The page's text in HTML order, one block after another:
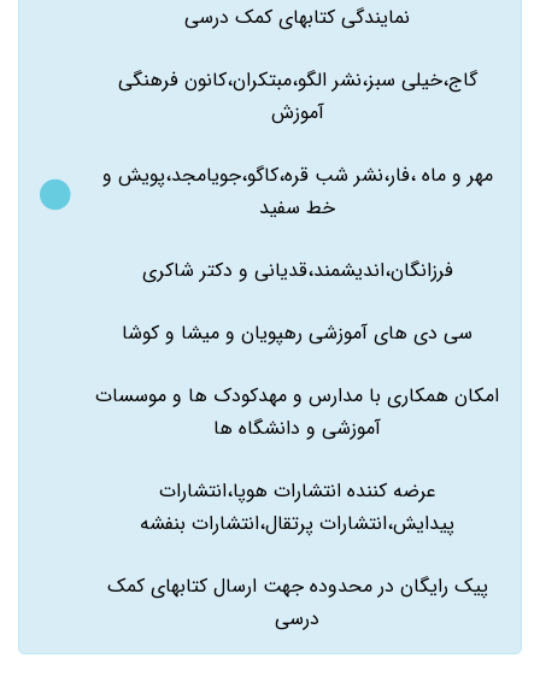
نمایندگی کتابهای کمک درسی
گاج،خیلی سبز،نشر الگو،مبتکران،کانون فرهنگی
آموزش
مهر و ماه ،فار،نشر شب قره،کاگو،جویامجد،پویش و
خط سفید
فرزانگان،اندیشمند،قدیانی و دکتر شاکری
سی دی های آموزشی رهپویان و میشا و کوشا
امکان همکاری با مدارس و مهدکودک ها و موسسات
آموزشی و دانشگاه ها
عرضه کننده انتشارات هوپا،انتشارات
پیدایش،انتشارات پرتقال،انتشارات بنفشه
پیک رایگان در محدوده جهت ارسال کتابهای کمک
درسی